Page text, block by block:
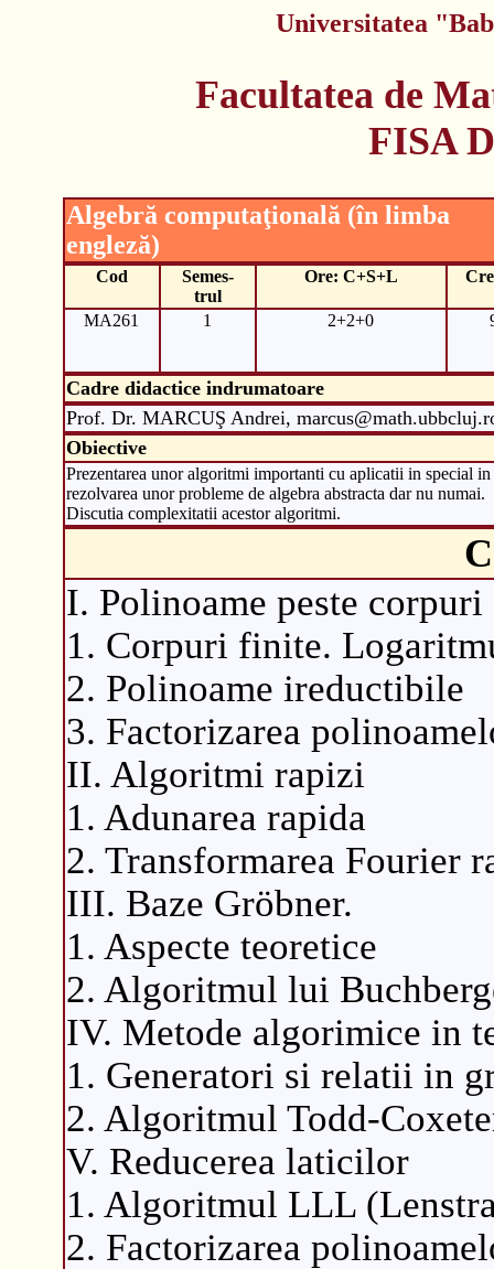
Universitatea
Facultatea de
FISA
Algebră computaţională (în limba
engleză)
Cod
Semes-
trul
Ore: C+S+L
MA261 1 2+2+0
Cadre didactice indrumatoare
Prof. Dr. MARCUŞ Andrei,
Obiective
Prezentarea unor algoritmi importanti cu aplicatii in special in
rezolvarea unor probleme de algebra abstracta dar nu numai.
Discutia complexitatii acestor algoritmi.
I. Polinoame peste
1. Corpuri finite.
2. Polinoame ireductibile
3. Factorizarea
II. Algoritmi rapizi
1. Adunarea rapida
2. Transformarea Fourier
III. Baze Gröbner.
1. Aspecte teoretice
2. Algoritmul lui
IV. Metode algorimice in
1. Generatori si relatii in
2. Algoritmul Todd-
V. Reducerea laticilor
1. Algoritmul LLL
2. Factorizarea